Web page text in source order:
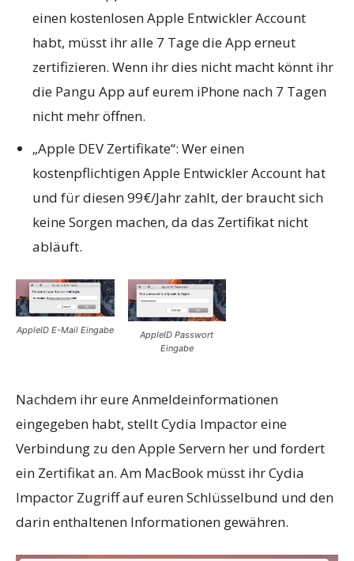
einen kostenlosen Apple Entwickler Account
habt, müsst ihr alle 7 Tage die App erneut
zertifizieren. Wenn ihr dies nicht macht könnt ihr
die Pangu App auf eurem iPhone nach 7 Tagen
nicht mehr öffnen.
„Apple DEV Zertifikate“: Wer einen
kostenpflichtigen Apple Entwickler Account hat
und für diesen 99€/Jahr zahlt, der braucht sich
keine Sorgen machen, da das Zertifikat nicht
abläuft.
AppleID E-Mail Eingabe
AppleID Passwort
Eingabe
Nachdem ihr eure Anmeldeinformationen
eingegeben habt, stellt Cydia Impactor eine
Verbindung zu den Apple Servern her und fordert
ein Zertifikat an. Am MacBook müsst ihr Cydia
Impactor Zugriff auf euren Schlüsselbund und den
darin enthaltenen Informationen gewähren.